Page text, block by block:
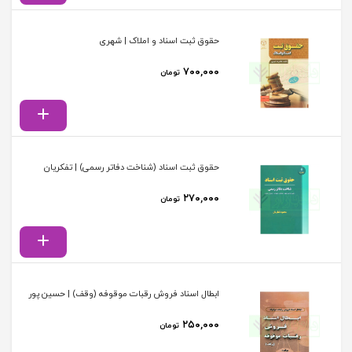
حقوق ثبت اسناد و املاک | شهری
۷۰۰,۰۰۰ تومان
حقوق ثبت اسناد (شناخت دفاتر رسمی) | تفکریان
۲۷۰,۰۰۰ تومان
ابطال اسناد فروش رقبات موقوفه (وقف) | حسین پور
۲۵۰,۰۰۰ تومان